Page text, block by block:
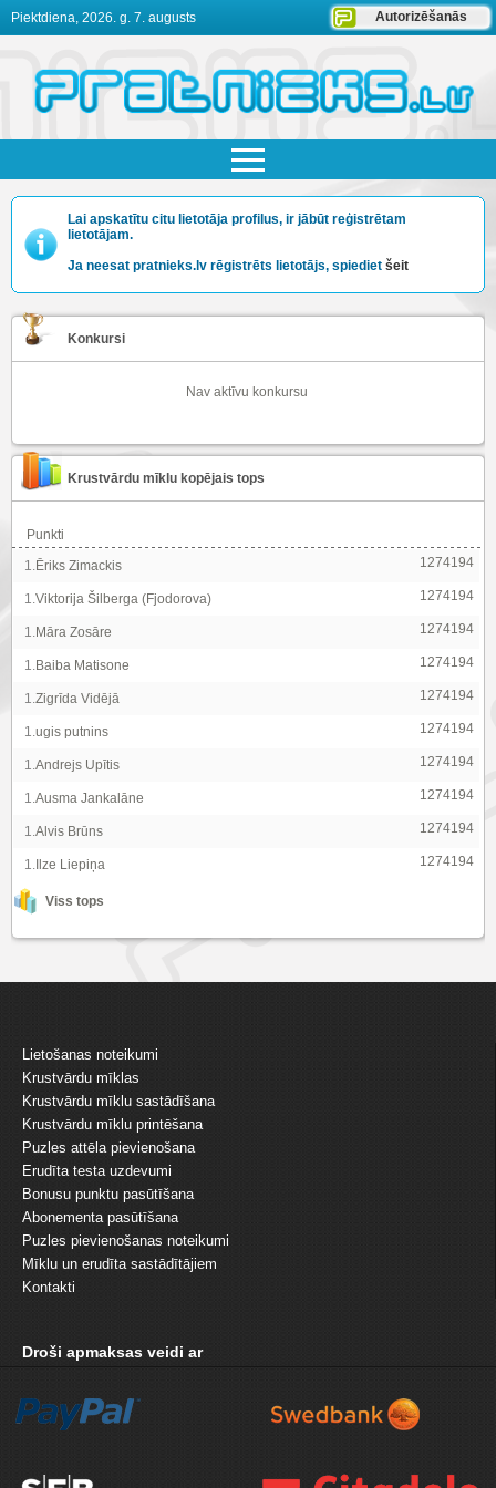
Piektdiena, 2026. g. 7. augusts Autorizēšanās
Lai apskatītu citu lietotāja profilus, ir jābūt reģistrētam
lietotājam.
Ja neesat pratnieks.lv rēgistrēts lietotājs, spiediet šeit
Konkursi
Nav aktīvu konkursu
Krustvārdu mīklu kopējais tops
Punkti
1.Ēriks Zimackis 1274194
1.Viktorija Šilberga (Fjodorova) 1274194
1.Māra Zosāre 1274194
1.Baiba Matisone 1274194
1.Zigrīda Vidējā 1274194
1.ugis putnins 1274194
1.Andrejs Upītis 1274194
1.Ausma Jankalāne 1274194
1.Alvis Brūns 1274194
1.Ilze Liepiņa 1274194
Viss tops
Lietošanas noteikumi
Krustvārdu mīklas
Krustvārdu mīklu sastādīšana
Krustvārdu mīklu printēšana
Puzles attēla pievienošana
Erudīta testa uzdevumi
Bonusu punktu pasūtīšana
Abonementa pasūtīšana
Puzles pievienošanas noteikumi
Mīklu un erudīta sastādītājiem
Kontakti
Droši apmaksas veidi ar